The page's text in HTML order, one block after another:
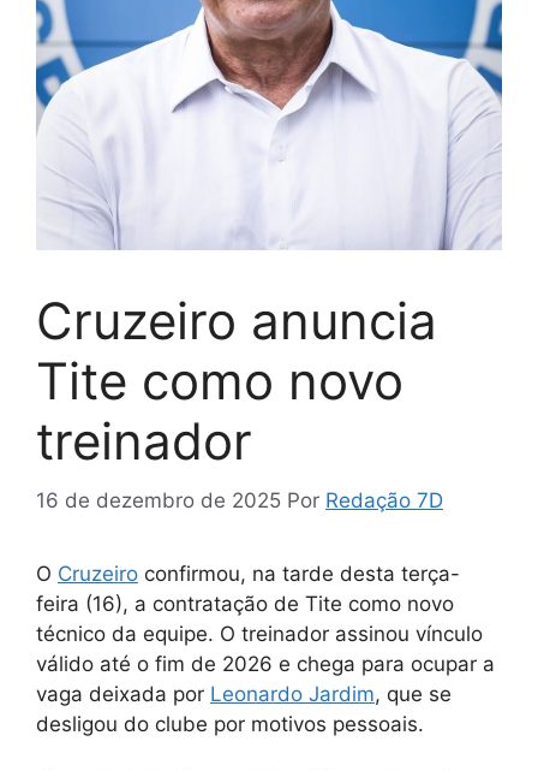
Cruzeiro anuncia
Tite como novo
treinador
16 de dezembro de 2025 Por Redação 7D
O Cruzeiro confirmou, na tarde desta terça-
feira (16), a contratação de Tite como novo
técnico da equipe. O treinador assinou vínculo
válido até o fim de 2026 e chega para ocupar a
vaga deixada por Leonardo Jardim, que se
desligou do clube por motivos pessoais.